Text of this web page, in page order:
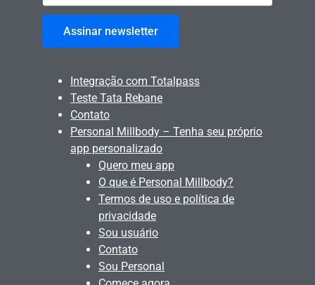
Assinar newsletter
Integração com Totalpass
Teste Tata Rebane
Contato
Personal Millbody – Tenha seu próprio
app personalizado
Quero meu app
O que é Personal Millbody?
Termos de uso e política de
privacidade
Sou usuário
Contato
Sou Personal